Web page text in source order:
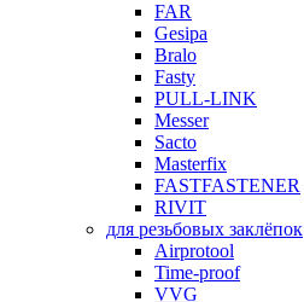
FAR
Gesipa
Bralo
Fasty
PULL-LINK
Messer
Sacto
Masterfix
FASTFASTENER
RIVIT
для резьбовых заклёпок
Airprotool
Time-proof
VVG